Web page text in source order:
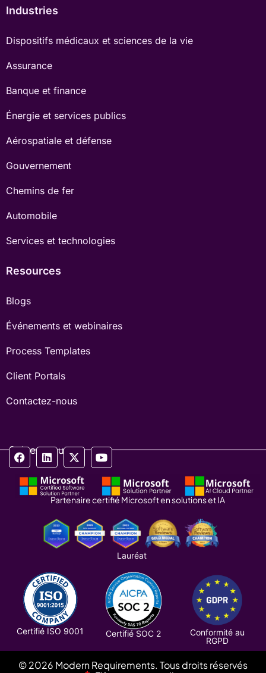
Industries
Dispositifs médicaux et sciences de la vie
Assurance
Banque et finance
Énergie et services publics
Aérospatiale et défense
Gouvernement
Chemins de fer
Automobile
Services et technologies
Resources
Blogs
Événements et webinaires
Process Templates
Client Portals
Contactez-nous
Suivez-nous
Partenaire certifié Microsoft en solutions et IA
Lauréat
Certifié ISO 9001 Certifié SOC 2
Conformité au
RGPD
© 2026 Modern Requirements. Tous droits réservés